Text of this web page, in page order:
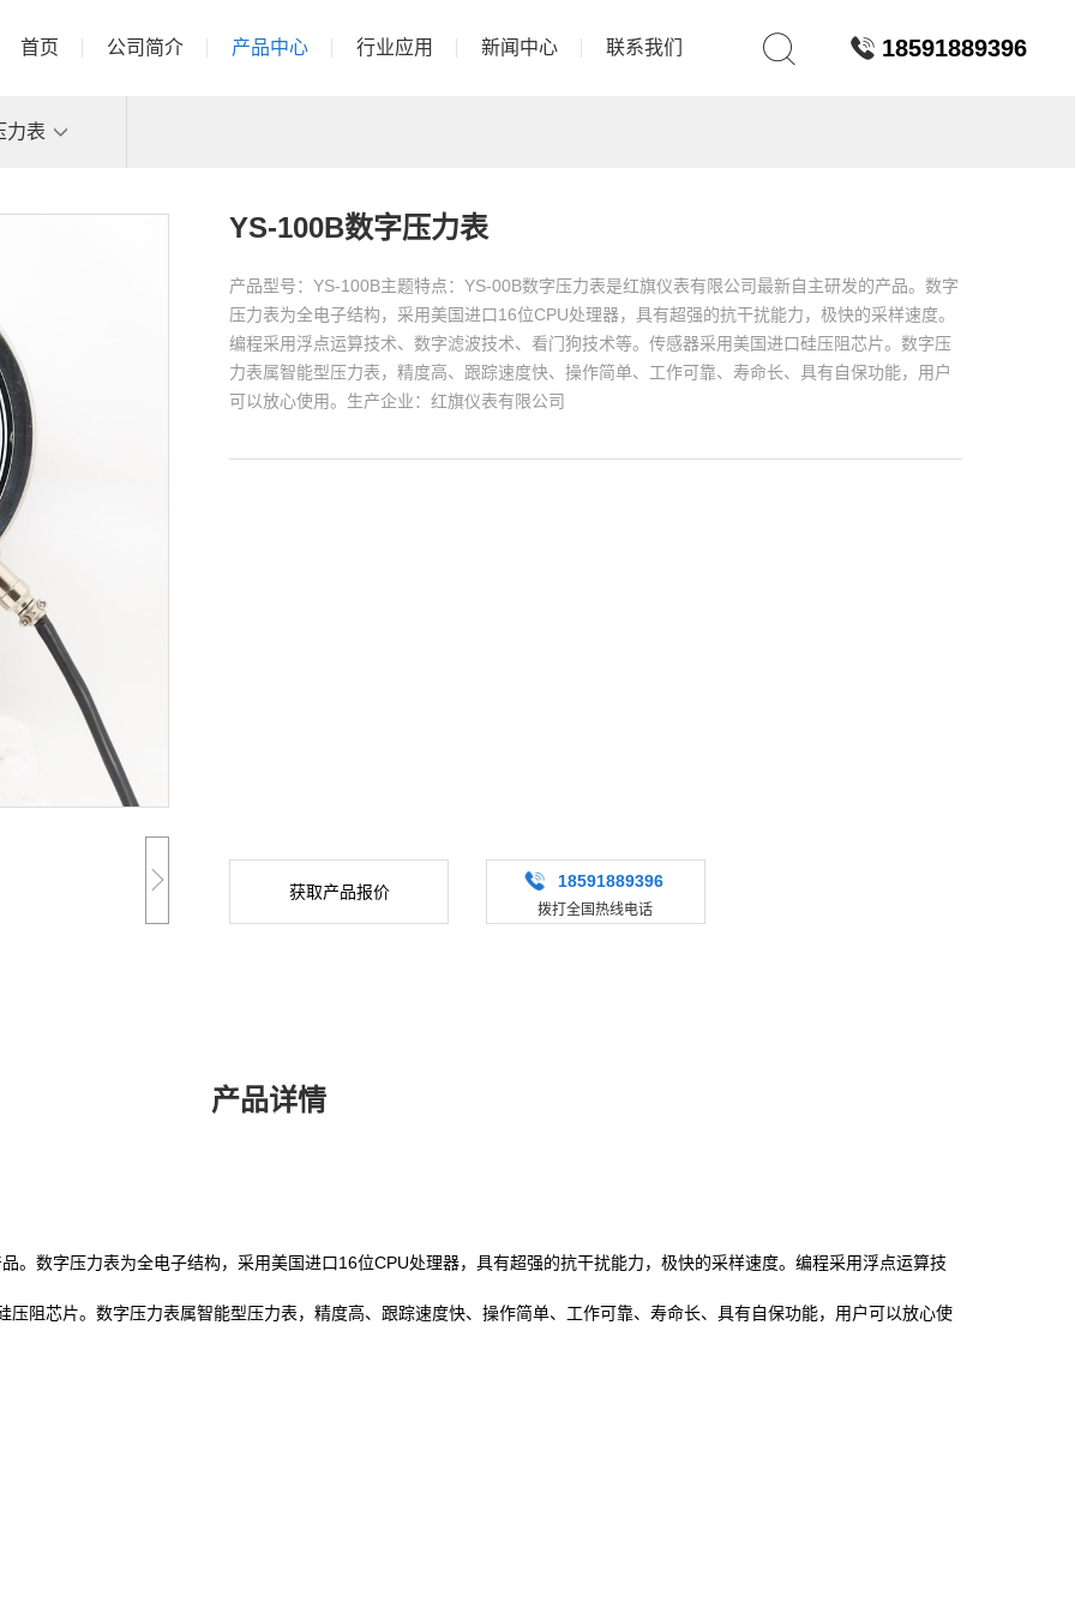
首页 公司简介 产品中心 行业应用 新闻中心 联系我们 18591889396
力表
YS-100B数字压力表
产品型号：YS-100B主题特点：YS-00B数字压力表是红旗仪表有限公司最新自主研发的产品。数字
压力表为全电子结构，采用美国进口16位CPU处理器，具有超强的抗干扰能力，极快的采样速度。
编程采用浮点运算技术、数字滤波技术、看门狗技术等。传感器采用美国进口硅压阻芯片。数字压
力表属智能型压力表，精度高、跟踪速度快、操作简单、工作可靠、寿命长、具有自保功能，用户
可以放心使用。生产企业：红旗仪表有限公司
获取产品报价
18591889396
拨打全国热线电话
产品详情
。数字压力表为全电子结构，采用美国进口16位CPU处理器，具有超强的抗干扰能力，极快的采样速度。编程采用浮点运算技
阻芯片。数字压力表属智能型压力表，精度高、跟踪速度快、操作简单、工作可靠、寿命长、具有自保功能，用户可以放心使